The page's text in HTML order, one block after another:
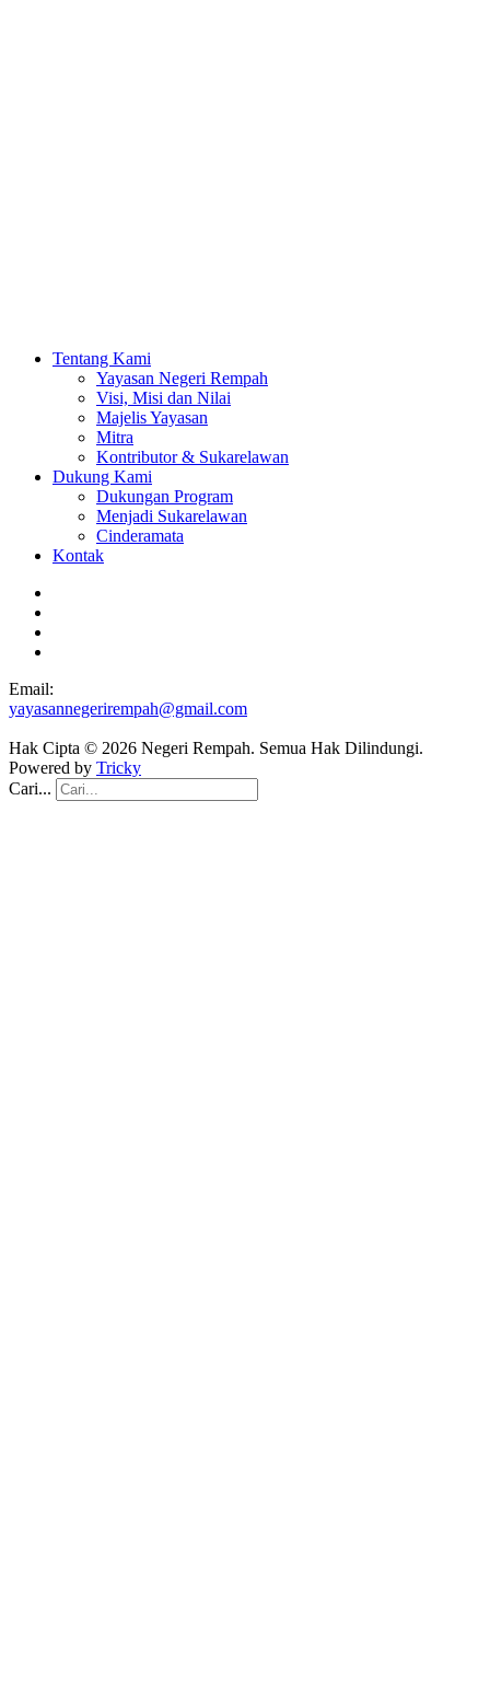
Tentang Kami
Yayasan Negeri Rempah
Visi, Misi dan Nilai
Majelis Yayasan
Mitra
Kontributor & Sukarelawan
Dukung Kami
Dukungan Program
Menjadi Sukarelawan
Cinderamata
Kontak
Email:
yayasannegerirempah@gmail.com
Hak Cipta © 2026 Negeri Rempah. Semua Hak Dilindungi.
Powered by Tricky
Cari...